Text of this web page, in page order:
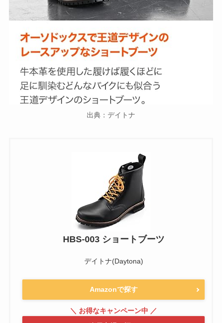
出典：デイトナ
HBS-003 ショートブーツ
デイトナ(Daytona)
Amazonで探す